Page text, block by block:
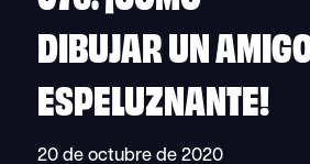
DIBUJAR UN
ESPELUZNANTE!
20 de octubre de 2020